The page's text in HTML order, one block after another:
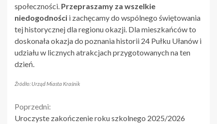
społeczności. Przepraszamy za wszelkie
niedogodności i zachęcamy do wspólnego świętowania
tej historycznej dla regionu okazji. Dla mieszkańców to
doskonała okazja do poznania historii 24 Pułku Ułanów i
udziału w licznych atrakcjach przygotowanych na ten
dzień.
Źródło: Urząd Miasta Kraśnik
Continue
Poprzedni:
Uroczyste zakończenie roku szkolnego 2025/2026